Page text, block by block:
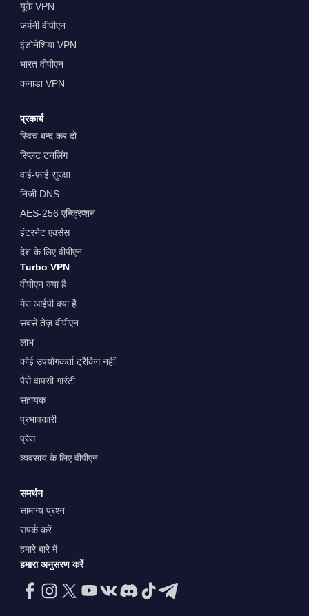
यूके VPN
जर्मनी वीपीएन
इंडोनेशिया VPN
भारत वीपीएन
कनाडा VPN
प्रकार्य
स्विच बन्द कर दो
स्प्लिट टनलिंग
वाई-फ़ाई सुरक्षा
निजी DNS
AES-256 एन्क्रिप्शन
इंटरनेट एक्सेस
देश के लिए वीपीएन
Turbo VPN
वीपीएन क्या है
मेरा आईपी क्या है
सबसे तेज़ वीपीएन
लाभ
कोई उपयोगकर्ता ट्रैकिंग नहीं
पैसे वापसी गारंटी
सहायक
प्रभावकारी
प्रेस
व्यवसाय के लिए वीपीएन
समर्थन
सामान्य प्रश्न
संपर्क करें
हमारे बारे में
हमारा अनुसरण करें